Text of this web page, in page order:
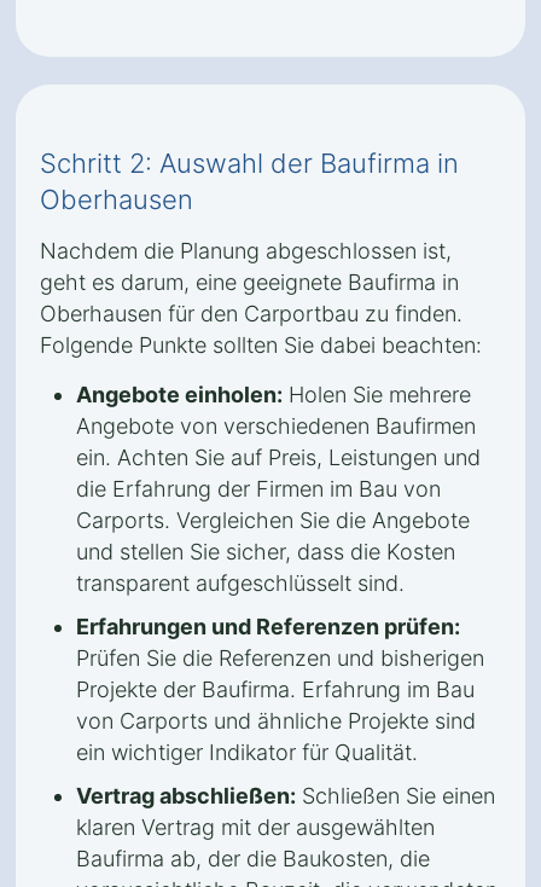
Schritt 2: Auswahl der Baufirma in
Oberhausen
Nachdem die Planung abgeschlossen ist,
geht es darum, eine geeignete Baufirma in
Oberhausen für den Carportbau zu finden.
Folgende Punkte sollten Sie dabei beachten:
Angebote einholen: Holen Sie mehrere
Angebote von verschiedenen Baufirmen
ein. Achten Sie auf Preis, Leistungen und
die Erfahrung der Firmen im Bau von
Carports. Vergleichen Sie die Angebote
und stellen Sie sicher, dass die Kosten
transparent aufgeschlüsselt sind.
Erfahrungen und Referenzen prüfen:
Prüfen Sie die Referenzen und bisherigen
Projekte der Baufirma. Erfahrung im Bau
von Carports und ähnliche Projekte sind
ein wichtiger Indikator für Qualität.
Vertrag abschließen: Schließen Sie einen
klaren Vertrag mit der ausgewählten
Baufirma ab, der die Baukosten, die